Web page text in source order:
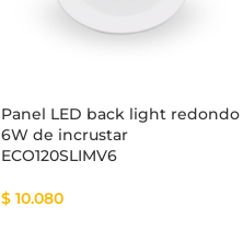
Panel LED back light redondo
6W de incrustar
ECO120SLIMV6
$ 10.080